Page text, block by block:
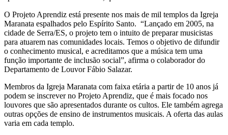
O Projeto Aprendiz está presente nos mais de mil templos da Igreja
Maranata espalhados pelo Espírito Santo. “Lançado em 2005, na
cidade de Serra/ES, o projeto tem o intuito de preparar musicistas
para atuarem nas comunidades locais. Temos o objetivo de difundir
o conhecimento musical, e acreditamos que a música tem uma
função importante de inclusão social”, afirma o colaborador do
Departamento de Louvor Fábio Salazar.
Membros da Igreja Maranata com faixa etária a partir de 10 anos já
podem se inscrever no Projeto Aprendiz, que é mais focado nos
louvores que são apresentados durante os cultos. Ele também agrega
outras opções de ensino de instrumentos musicais. A oferta das aulas
varia em cada templo.